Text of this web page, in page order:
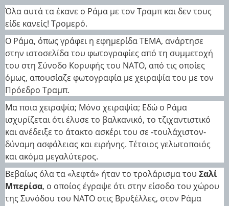
Όλα αυτά τα έκανε ο Ράμα με τον Τραμπ και δεν τους
είδε κανείς! Τρομερό.
Ο Ράμα, όπως γράφει η εφημερίδα TEMA, ανάρτησε
στην ιστοσελίδα του φωτογραφίες από τη συμμετοχή
του στη Σύνοδο Κορυφής του ΝΑΤΟ, από τις οποίες
όμως, απουσίαζε φωτογραφία με χειραψία του με τον
Πρόεδρο Τραμπ.
Μα ποια χειραψία; Μόνο χειραψία; Εδώ ο Ράμα
ισχυρίζεται ότι έλυσε το βαλκανικό, το τζιχαντιστικό
και ανέδειξε το άτακτο ασκέρι του σε -τουλάχιστον-
δύναμη ασφάλειας και ειρήνης. Τέτοιος γελωτοποιός
και ακόμα μεγαλύτερος.
Βεβαίως όλα τα «λεφτά» ήταν το τρολάρισμα του Σαλί
Μπερίσα, ο οποίος έγραψε ότι στην είσοδο του χώρου
της Συνόδου του ΝΑΤΟ στις Βρυξέλλες, στον Ράμα